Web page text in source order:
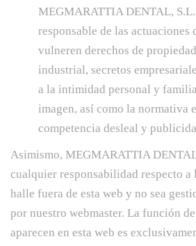
MEGMARATTIA DENTAL,
responsable de las actuaciones
vulneren derechos de
industrial, secretos
a la intimidad personal y
imagen, así como la normativa
competencia desleal y
Asimismo, MEGMARATTIA
cualquier responsabilidad respecto a
halle fuera de esta web y no sea
por nuestro webmaster. La función
aparecen en esta web es